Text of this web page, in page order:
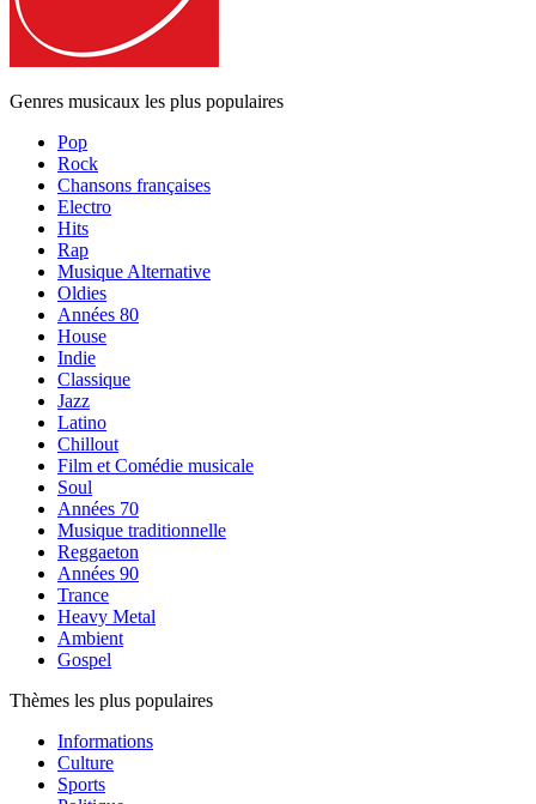
Genres musicaux les plus populaires
Pop
Rock
Chansons françaises
Electro
Hits
Rap
Musique Alternative
Oldies
Années 80
House
Indie
Classique
Jazz
Latino
Chillout
Film et Comédie musicale
Soul
Années 70
Musique traditionnelle
Reggaeton
Années 90
Trance
Heavy Metal
Ambient
Gospel
Thèmes les plus populaires
Informations
Culture
Sports